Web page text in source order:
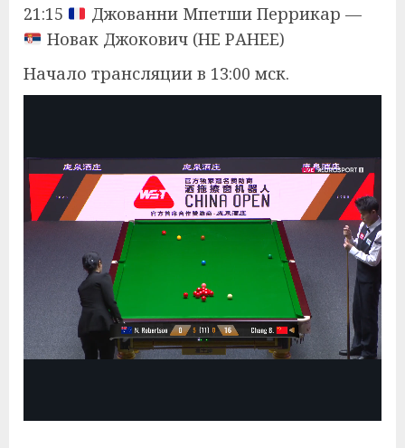
21:15
Джованни Мпетши Перрикар —
Новак Джокович (НЕ РАНЕЕ)
Начало трансляции в 13:00 мск.